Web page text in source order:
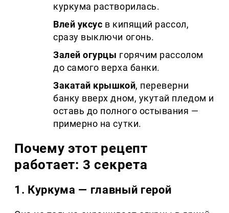
куркума растворилась.
Влей уксус в кипящий рассол,
сразу выключи огонь.
Залей огурцы горячим рассолом
до самого верха банки.
Закатай крышкой, переверни
банку вверх дном, укутай пледом и
оставь до полного остывания —
примерно на сутки.
Почему этот рецепт
работает: 3 секрета
1. Куркума — главный герой